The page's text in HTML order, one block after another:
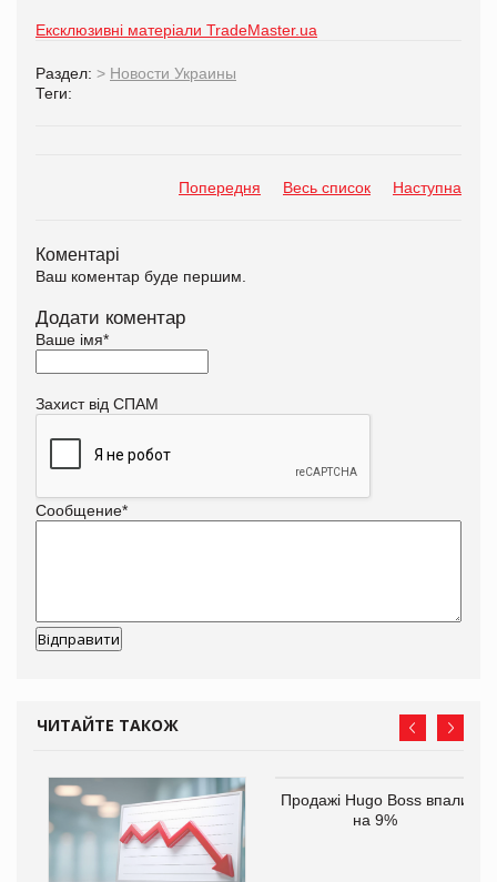
Ексклюзивні матеріали TradeMaster.ua
Раздел: > Новости Украины
Теги:
Попередня Весь список Наступна
Коментарі
Ваш коментар буде першим.
Додати коментар
Ваше імя*
Захист від СПАМ
Сообщение*
ЧИТАЙТЕ ТАКОЖ
Продажі Hugo Boss впали
на 9%